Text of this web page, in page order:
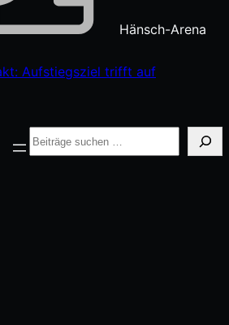
Hänsch-Arena
Aufstiegsziel trifft auf
Suche